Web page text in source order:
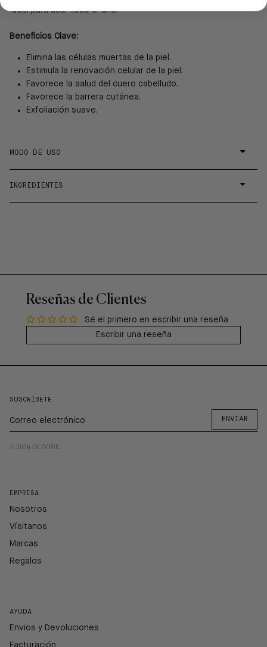
Ideal para usar todo el año.
Beneficios Clave:
Elimina las células muertas de la piel.
Estimula la renovación celular de la piel.
Favorece la salud del cuero cabelludo.
Favorece la barrera cutánea.
Exfoliación suave.
MODO DE USO
INGREDIENTES
Reseñas de Clientes
Sé el primero en escribir una reseña
Escribir una reseña
SUSCRÍBETE
ENVIAR
© 2026 OLIVINE
EMPRESA
Nosotros
Vísitanos
Marcas
Regalos
AYUDA
Envios y Devoluciones
Facturación